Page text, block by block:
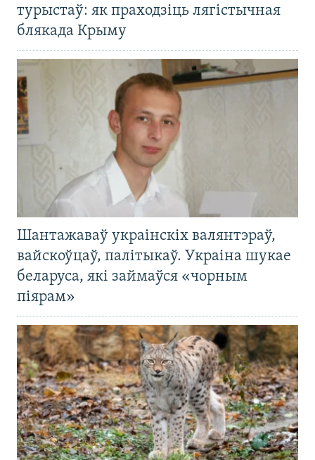
турыстаў: як праходзіць лягістычная
блякада Крыму
Шантажаваў украінскіх валянтэраў,
вайскоўцаў, палітыкаў. Украіна шукае
беларуса, які займаўся «чорным
піярам»